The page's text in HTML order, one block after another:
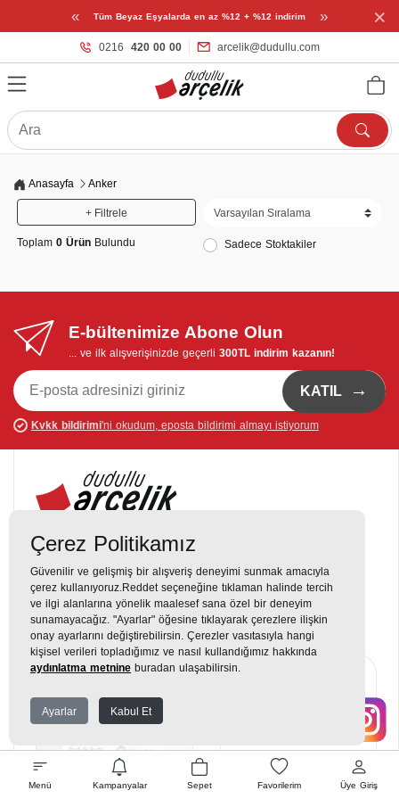
« Tüm Beyaz Eşyalarda en az %12 + %12 indirim » ×
0216 420 00 00 arcelik@dudullu.com
Menü Kampanyalar Sepet Favorilerim Üye Giriş
Anasayfa Anker
+ Filtrele
Toplam 0 Ürün Bulundu Sadece Stoktakiler
E-bültenimize Abone Olun
... ve ilk alışverişinizde geçerli 300TL indirim kazanın!
KATIL →
Kvkk bildirimi'ni okudum, eposta bildirimi almayı istiyorum
Destek Hattı
0216 420 00 00
Yukarı Dudullu, Alemdağ Cd No: 806, 34760 Dudullu, Ümraniye,
İstanbul
Çerez Politikamız
Güvenilir ve gelişmiş bir alışveriş deneyimi sunmak amacıyla
çerez kullanıyoruz.Reddet seçeneğine tıklaman halinde tercih
ve ilgi alanlarına yönelik maalesef sana özel bir deneyim
sunamayacağız. "Ayarlar" öğesine tıklayarak çerezlere ilişkin
onay ayarlarını değiştirebilirsin. Çerezler vasıtasıyla hangi
kişisel verileri topladığımız ve nasıl kullandığımız hakkında
aydınlatma metnine buradan ulaşabilirsin.
Ayarlar Kabul Et